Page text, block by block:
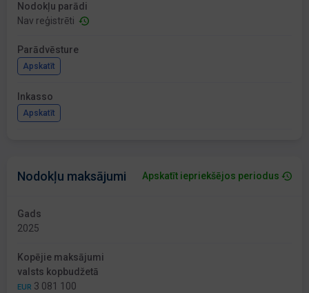
Nodokļu parādi
Nav reģistrēti
Parādvēsture
Apskatīt
Inkasso
Apskatīt
Nodokļu maksājumi Apskatīt iepriekšējos periodus
Gads
2025
Kopējie maksājumi
valsts kopbudžetā
EUR 3 081 100